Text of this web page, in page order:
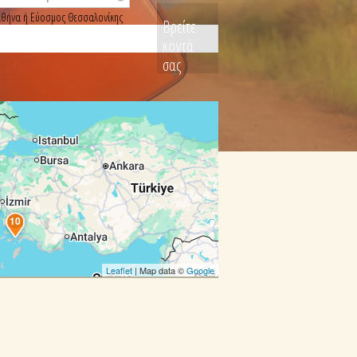
ή Εύοσμος Θεσσαλονίκης
Βρείτε
κοντά
σας
10
Leaflet| Map data ©Google